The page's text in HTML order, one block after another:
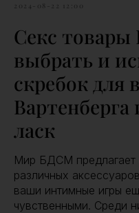
2024-08-22 12:00
Секс
выбрать и
скребок для
ласк
Мир БДСМ предлагает
различных
ваши интимные игры
чувственными. Среди